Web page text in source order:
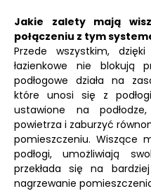
Jakie zalety mają
połączeniu z tym
Przede wszystkim,
łazienkowe nie blokują
podłogowe działa na
które unosi się z
ustawione na
powietrza i zaburzyć
pomieszczeniu. Wiszące
podłogi, umożliwiają
przekłada się na
nagrzewanie